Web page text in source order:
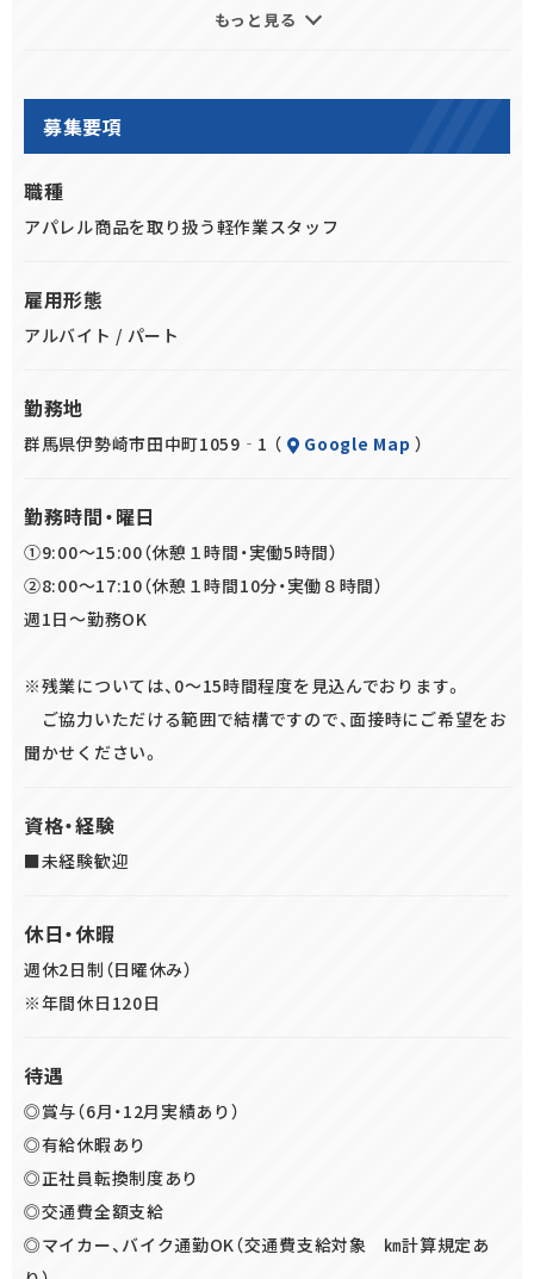
【検品作業】
ピッキングされた商品が指定した数量と合っているか確認を
行う作業
【梱包作業】
検品された商品を指定の箱へ箱詰めする作業
もっと見る
募集要項
職種
アパレル商品を取り扱う軽作業スタッフ
雇用形態
アルバイト / パート
勤務地
群馬県伊勢崎市田中町1059‐1 （ Google Map ）
勤務時間・曜日
①9:00～15:00（休憩１時間・実働5時間）
②8:00～17:10（休憩１時間10分・実働８時間）
週1日～勤務OK
※残業については、0～15時間程度を見込んでおります。
ご協力いただける範囲で結構ですので、面接時にご希望をお
聞かせください。
資格・経験
■未経験歓迎
休日・休暇
週休2日制（日曜休み）
※年間休日120日
待遇
◎賞与（6月・12月実績あり）
◎有給休暇あり
◎正社員転換制度あり
◎交通費全額支給
◎マイカー、バイク通勤OK（交通費支給対象 ㎞計算規定あ